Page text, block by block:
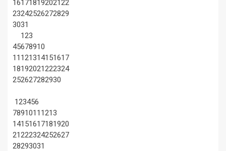
16171819202122
23242526272829
3031
123
45678910
11 121314151617
18192021222324
252627282930
123456
7891011 1213
14151617181920
21222324252627
28293031